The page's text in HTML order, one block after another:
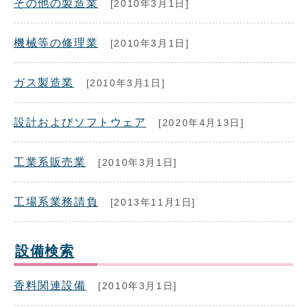
その他の製造業 [2010年3月1日]
機械等の修理業 [2010年3月1日]
ガス製造業 [2010年3月1日]
設計およびソフトウェア [2020年4月13日]
工業系販売業 [2010年3月1日]
工場系業務請負 [2013年11月1日]
設備検索
香料関連設備 [2010年3月1日]